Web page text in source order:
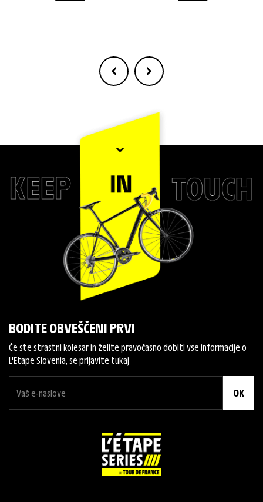
BODITE OBVEŠČENI PRVI
Če ste strastni kolesar in želite pravočasno dobiti vse informacije o
L'Etape Slovenia, se prijavite tukaj
OK